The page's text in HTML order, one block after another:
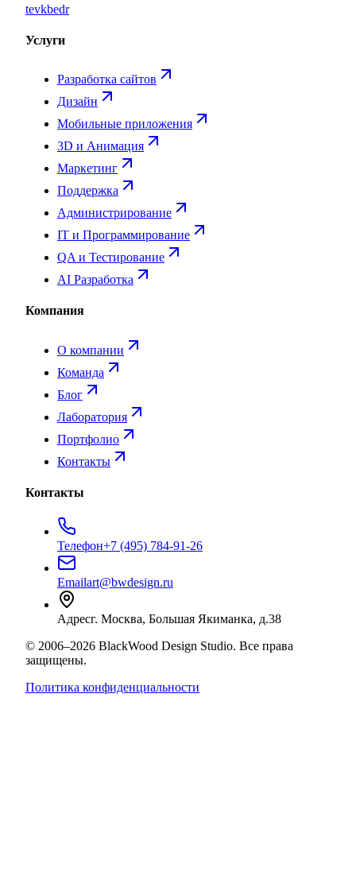
tevkbedr
Услуги
Разработка сайтов
Дизайн
Мобильные приложения
3D и Анимация
Маркетинг
Поддержка
Администрирование
IT и Программирование
QA и Тестирование
AI Разработка
Компания
О компании
Команда
Блог
Лаборатория
Портфолио
Контакты
Контакты
Телефон+7 (495) 784-91-26
Emailart@bwdesign.ru
Адресг. Москва, Большая Якиманка, д.38
© 2006–2026 BlackWood Design Studio. Все права
защищены.
Политика конфиденциальности